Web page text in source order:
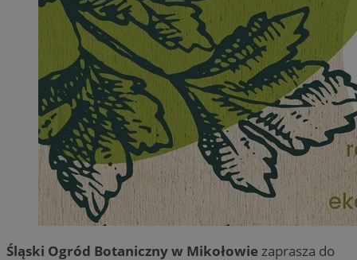
Śląski Ogród Botaniczny w Mikołowiezaprasza do